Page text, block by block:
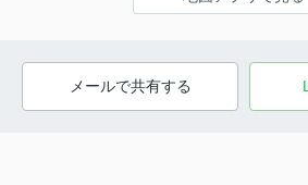
メールで共有する